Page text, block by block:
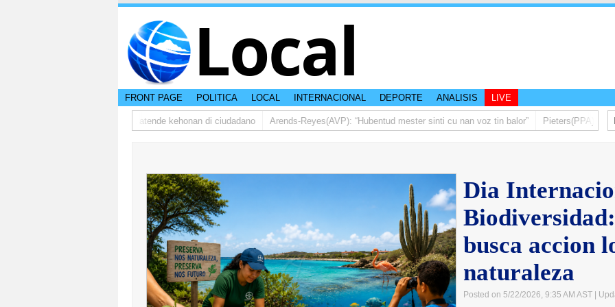
Local
FRONT PAGE POLITICA LOCAL INTERNACIONAL DEPORTE ANALISIS LIVE
ta bishita barionan pa atende kehonan di ciudadano Arends-Reyes(AVP): “Hubentud mester sinti cu nan voz tin balor” Pieters(PPA): Mas
Dia
busca accion
naturaleza
Posted on 5/22/2026, 9:35 AM AST |